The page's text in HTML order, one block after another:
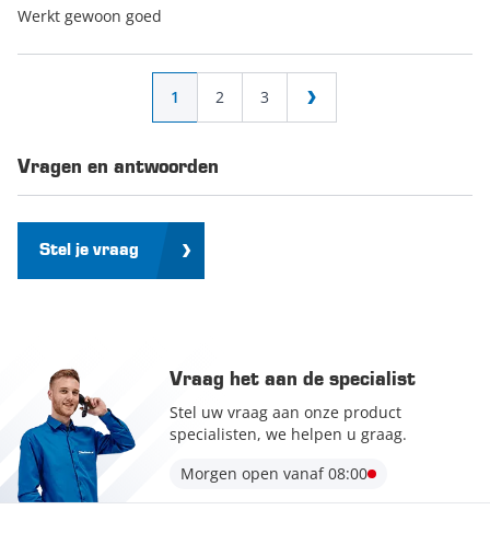
Werkt gewoon goed
U lees momenteel pagina
1 Pagina
2 Pagina
3 Pagina
Vragen en antwoorden
Stel je vraag
Vraag het aan de specialist
Stel uw vraag aan onze product
specialisten, we helpen u graag.
Morgen open vanaf 08:00